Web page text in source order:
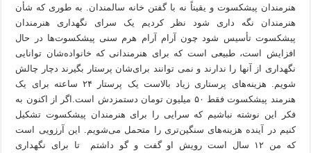
هنرمندان پیشکسوت و یقیناً نه با گفتن خانه سالمندان. به طوری که شأن
هنرمندان نگه داری شود نظر کردیم یک سرای نگهداری هنرمندان
پیشکسوت تأسیس شود چون آرام آرام هرم سنی پیشکسوت‌ها در حال
افزایش است، طبیعی است که برای هنرمندانی که خانواده‌شان توانایی
نگهداری از آنها را ندارند و نمی توانند برای‌شان پرستار بگیرند دچار چالش
شویم. هزینه‌های پرستاری زیاد بالاست یک پرستار ۲۴ ساعته برای یک
هنرمند پیشکسوت فقط ۵۰ میلیون تومان دستمزدش است.اگر از اکنون به
فکر این نوشته نباشیم که سرایی را برای هنرمندان پیشکسوت تشکیل
کنیم در آینده هزینه‌های سنگین‌تری را متحمل می‌شویم. این آرزویی است
که من ۱۲ سال است رویش او گفت و گو داشتم تا برای نگهداری